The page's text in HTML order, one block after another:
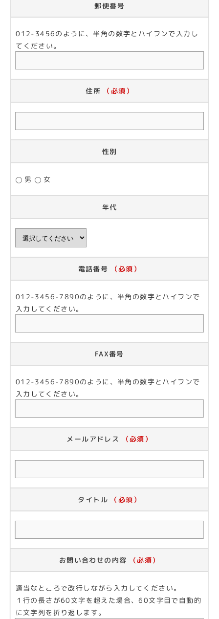
郵便番号
012-3456のように、半角の数字とハイフンで入力し
てください。
住所 （必須）
性別
男 女
年代
電話番号 （必須）
012-3456-7890のように、半角の数字とハイフンで
入力してください。
FAX番号
012-3456-7890のように、半角の数字とハイフンで
入力してください。
メールアドレス （必須）
タイトル （必須）
お問い合わせの内容 （必須）
適当なところで改行しながら入力してください。
１行の長さが60文字を超えた場合、60文字目で自動的
に文字列を折り返します。